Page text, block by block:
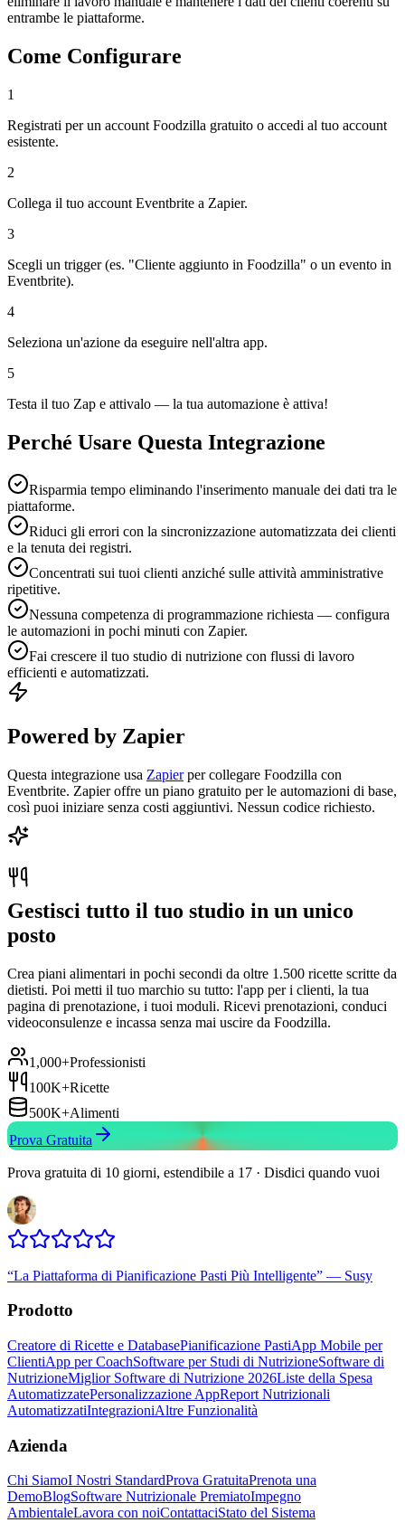
entrambe le piattaforme.
Come Configurare
1
Registrati per un account Foodzilla gratuito o accedi al tuo account
esistente.
2
Collega il tuo account Eventbrite a Zapier.
3
Scegli un trigger (es. "Cliente aggiunto in Foodzilla" o un evento in
Eventbrite).
4
Seleziona un'azione da eseguire nell'altra app.
5
Testa il tuo Zap e attivalo — la tua automazione è attiva!
Perché Usare Questa Integrazione
Risparmia tempo eliminando l'inserimento manuale dei dati tra le
piattaforme.
Riduci gli errori con la sincronizzazione automatizzata dei clienti
e la tenuta dei registri.
Concentrati sui tuoi clienti anziché sulle attività amministrative
ripetitive.
Nessuna competenza di programmazione richiesta — configura
le automazioni in pochi minuti con Zapier.
Fai crescere il tuo studio di nutrizione con flussi di lavoro
efficienti e automatizzati.
Powered by Zapier
Questa integrazione usa Zapierper collegare Foodzilla con
Eventbrite. Zapier offre un piano gratuito per le automazioni di base,
così puoi iniziare senza costi aggiuntivi. Nessun codice richiesto.
Gestisci tutto il tuo studio in un unico
posto
Crea piani alimentari in pochi secondi da oltre 1.500 ricette scritte da
dietisti. Poi metti il tuo marchio su tutto: l'app per i clienti, la tua
pagina di prenotazione, i tuoi moduli. Ricevi prenotazioni, conduci
videoconsulenze e incassa senza mai uscire da Foodzilla.
1,000+Professionisti
100K+Ricette
500K+Alimenti
Prova Gratuita
Prova gratuita di 10 giorni, estendibile a 17 · Disdici quando vuoi
“La Piattaforma di Pianificazione Pasti Più Intelligente” — Susy
Prodotto
Creatore di Ricette e DatabasePianificazione PastiApp Mobile per
ClientiApp per CoachSoftware per Studi di NutrizioneSoftware di
NutrizioneMiglior Software di Nutrizione 2026Liste della Spesa
AutomatizzatePersonalizzazione AppReport Nutrizionali
AutomatizzatiIntegrazioniAltre Funzionalità
Azienda
Chi SiamoI Nostri StandardProva GratuitaPrenota una
DemoBlogSoftware Nutrizionale PremiatoImpegno
AmbientaleLavora con noiContattaciStato del Sistema